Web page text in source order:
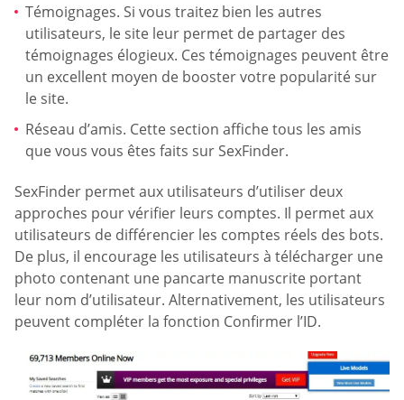
Témoignages. Si vous traitez bien les autres
utilisateurs, le site leur permet de partager des
témoignages élogieux. Ces témoignages peuvent être
un excellent moyen de booster votre popularité sur
le site.
Réseau d’amis. Cette section affiche tous les amis
que vous vous êtes faits sur SexFinder.
SexFinder permet aux utilisateurs d’utiliser deux
approches pour vérifier leurs comptes. Il permet aux
utilisateurs de différencier les comptes réels des bots.
De plus, il encourage les utilisateurs à télécharger une
photo contenant une pancarte manuscrite portant
leur nom d’utilisateur. Alternativement, les utilisateurs
peuvent compléter la fonction Confirmer l’ID.